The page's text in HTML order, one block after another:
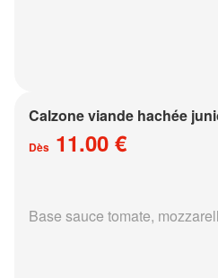
Calzone viande hachée
Dès 11.00 €
Base sauce tomate,